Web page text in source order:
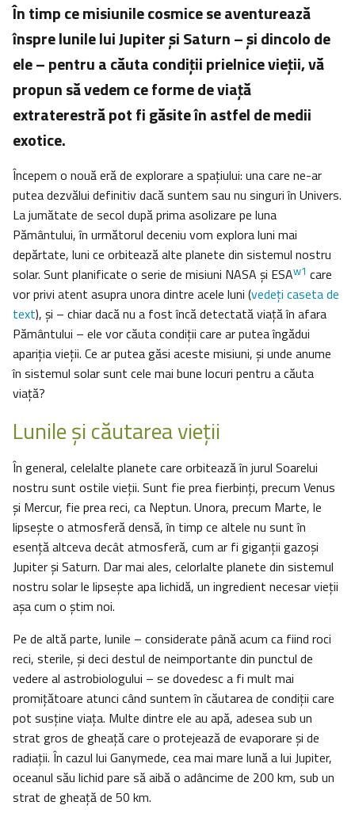
În timp ce misiunile cosmice se aventurează
înspre lunile lui Jupiter și Saturn – și dincolo de
ele – pentru a căuta condiții prielnice vieții, vă
propun să vedem ce forme de viață
extraterestră pot fi găsite în astfel de medii
exotice.
Începem o nouă eră de explorare a spațiului: una care ne-ar
putea dezvălui definitiv dacă suntem sau nu singuri în Univers.
La jumătate de secol după prima asolizare pe luna
Pământului, în următorul deceniu vom explora luni mai
depărtate, luni ce orbitează alte planete din sistemul nostru
solar. Sunt planificate o serie de misiuni NASA și ESAw1 care
vor privi atent asupra unora dintre acele luni (vedeţi caseta de
text), și – chiar dacă nu a fost încă detectată viață în afara
Pământului – ele vor căuta condiții care ar putea îngădui
apariţia vieții. Ce ar putea găsi aceste misiuni, și unde anume
în sistemul solar sunt cele mai bune locuri pentru a căuta
viață?
Lunile şi căutarea vieţii
În general, celelalte planete care orbitează în jurul Soarelui
nostru sunt ostile vieții. Sunt fie prea fierbinți, precum Venus
și Mercur, fie prea reci, ca Neptun. Unora, precum Marte, le
lipsește o atmosferă densă, în timp ce altele nu sunt în
esență altceva decât atmosferă, cum ar fi giganții gazoși
Jupiter și Saturn. Dar mai ales, celorlalte planete din sistemul
nostru solar le lipseşte apa lichidă, un ingredient necesar vieții
așa cum o știm noi.
Pe de altă parte, lunile – considerate până acum ca fiind roci
reci, sterile, și deci destul de neimportante din punctul de
vedere al astrobiologului – se dovedesc a fi mult mai
promițătoare atunci când suntem în căutarea de condiții care
pot susține viața. Multe dintre ele au apă, adesea sub un
strat gros de gheață care o protejează de evaporare și de
radiații. În cazul lui Ganymede, cea mai mare lună a lui Jupiter,
oceanul său lichid pare să aibă o adâncime de 200 km, sub un
strat de gheață de 50 km.